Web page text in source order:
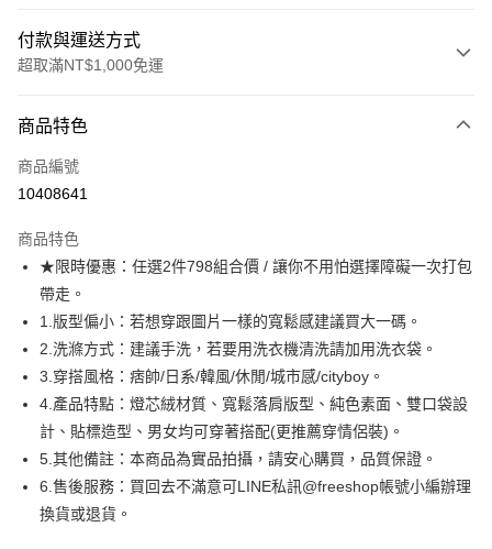
付款與運送方式
超取滿NT$1,000免運
信用卡一次付款
超商取貨付款
Apple Pay
街口支付
悠遊付
ATM付款
運送方式
每筆NT$80，滿NT$1,000(含以上)免運費
商品特色
商品編號
10408641
商品特色
★限時優惠：任選2件798組合價 / 讓你不用怕選擇障礙一次打包
帶走。
1.版型偏小：若想穿跟圖片一樣的寬鬆感建議買大一碼。
2.洗滌方式：建議手洗，若要用洗衣機清洗請加用洗衣袋。
3.穿搭風格：痞帥/日系/韓風/休閒/城市感/cityboy。
4.產品特點：燈芯絨材質、寬鬆落肩版型、純色素面、雙口袋設
計、貼標造型、男女均可穿著搭配(更推薦穿情侶裝)。
5.其他備註：本商品為實品拍攝，請安心購買，品質保證。
6.售後服務：買回去不滿意可LINE私訊@freeshop帳號小編辦理
換貨或退貨。